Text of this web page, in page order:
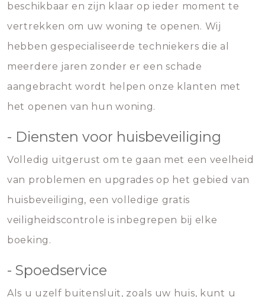
beschikbaar en zijn klaar op ieder moment te
vertrekken om uw woning te openen. Wij
hebben gespecialiseerde techniekers die al
meerdere jaren zonder er een schade
aangebracht wordt helpen onze klanten met
het openen van hun woning.
- Diensten voor huisbeveiliging
Volledig uitgerust om te gaan met een veelheid
van problemen en upgrades op het gebied van
huisbeveiliging, een volledige gratis
veiligheidscontrole is inbegrepen bij elke
boeking.
- Spoedservice
Als u uzelf buitensluit, zoals uw huis, kunt u